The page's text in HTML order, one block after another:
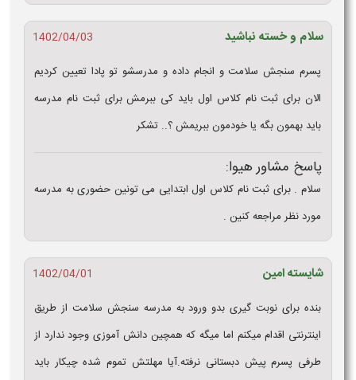
سلام و خسته نباشید
1402/04/03
پسرم سنجش سلامت و انجام داده و مدرسشو تو پادا تعیین کردیم
الان برای ثبت نام کلاس اول باید کی ببرمش برای ثبت نام مدرسه
باید بهمون بگه یا خودمون ببریمش ؟.. تشکر
پاسخ مشاور هیوا:
سلام . برای ثبت نام کلاس اول ابتدایی می تونین حضوری به مدرسه
مورد نظر مراجعه کنین .
شایسته امین
1402/04/01
بنده برای نوبت گیری بدو ورود به مدرسه سنجش سلامت از طریق
اینترنتی اقدام میکنم اما میگه که همچین دانش آموزی وجود ندارد از
طرفی پسرم پیش دبستانی نرفته.آیا مهلتش تموم شده چیکار باید